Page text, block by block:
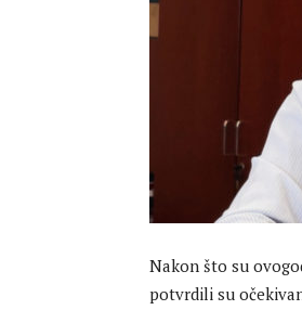
Nakon što su
potvrdili su